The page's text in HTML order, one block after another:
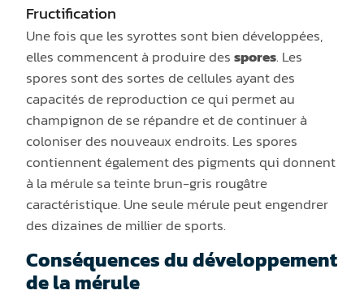
Fructification
Une fois que les syrottes sont bien développées,
elles commencent à produire desspores. Les
spores sont des sortes de cellules ayant des
capacités de reproduction ce qui permet au
champignon de se répandre et de continuer à
coloniser des nouveaux endroits. Les spores
contiennent également des pigments qui donnent
à la mérule sa teinte brun-gris rougâtre
caractéristique. Une seule mérule peut engendrer
des dizaines de millier de sports.
Conséquences du développement
de la mérule